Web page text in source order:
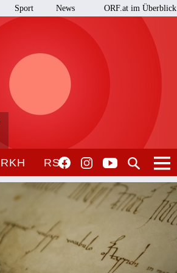
Sport News ORF.at im Überblick
RKH RSO